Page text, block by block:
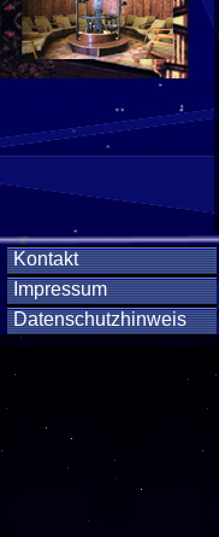
Kontakt
Impressum
Datenschutzhinweis